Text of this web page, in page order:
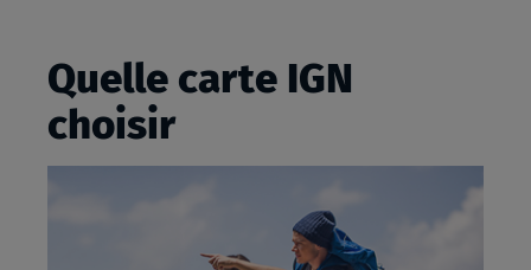
Quelle carte IGN
choisir